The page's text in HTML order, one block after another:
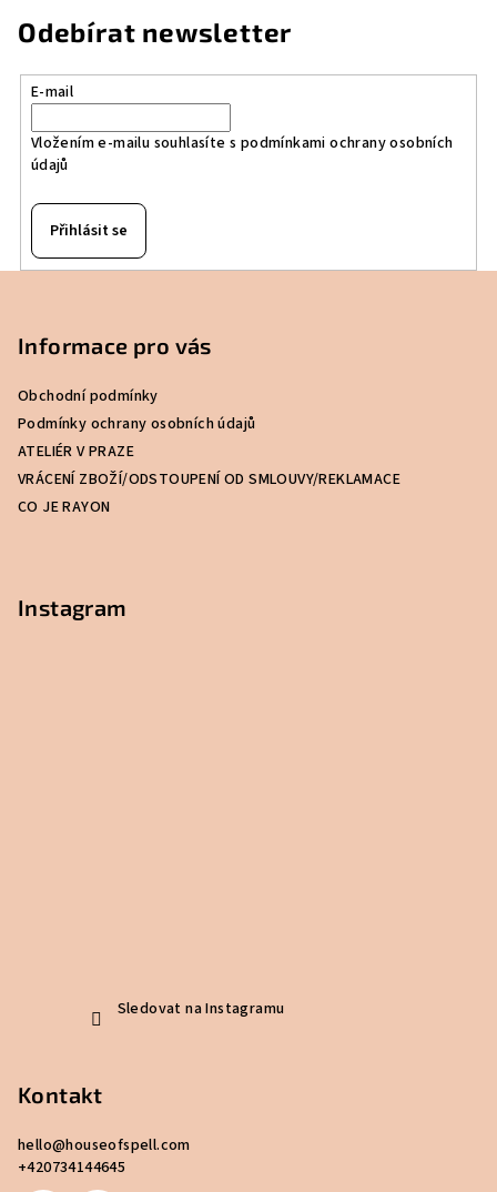
Odebírat newsletter
E-mail
Vložením e-mailu souhlasíte s podmínkami ochrany osobních
údajů
Přihlásit se
Informace pro vás
Obchodní podmínky
Podmínky ochrany osobních údajů
ATELIÉR V PRAZE
VRÁCENÍ ZBOŽÍ/ODSTOUPENÍ OD SMLOUVY/REKLAMACE
CO JE RAYON
Instagram
Sledovat na Instagramu
Kontakt
hello@houseofspell.com
+420734144645